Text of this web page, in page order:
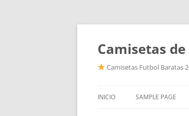
Camisetas
Camisetas Futbol Baratas
INICIO SAMPLE PAGE